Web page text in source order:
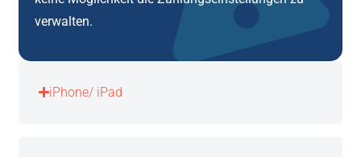
verwalten.
iPhone/ iPad